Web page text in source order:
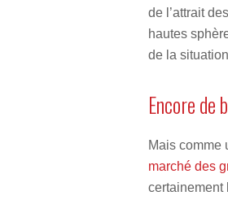
de l’attrait
hautes
de la
Encore de
Mais comme
marché des
certainement